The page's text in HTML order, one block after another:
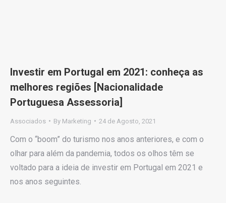
Investir em Portugal em 2021: conheça as
melhores regiões [Nacionalidade
Portuguesa Assessoria]
Associados By Marketing 24 de Agosto, 2021
Com o “boom” do turismo nos anos anteriores, e com o
olhar para além da pandemia, todos os olhos têm se
voltado para a ideia de investir em Portugal em 2021 e
nos anos seguintes.